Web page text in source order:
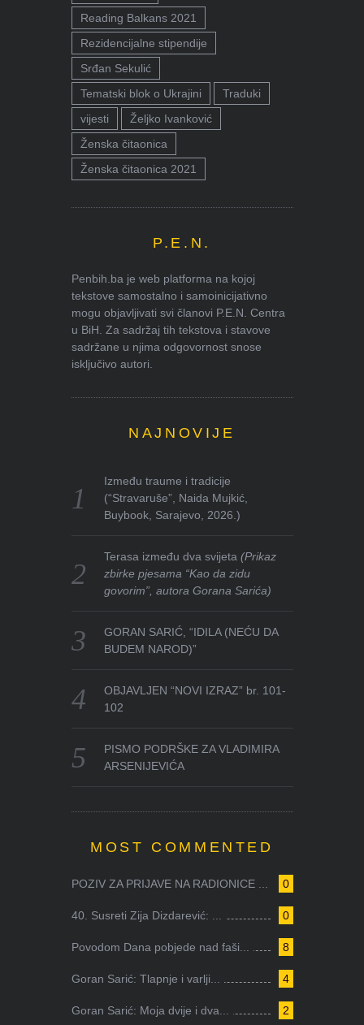
Reading Balkans 2021
Rezidencijalne stipendije
Srđan Sekulić
Tematski blok o Ukrajini
Traduki
vijesti
Željko Ivanković
Ženska čitaonica
Ženska čitaonica 2021
P.E.N.
Penbih.ba je web platforma na kojoj
tekstove samostalno i samoinicijativno
mogu objavljivati svi članovi P.E.N. Centra
u BiH. Za sadržaj tih tekstova i stavove
sadržane u njima odgovornost snose
isključivo autori.
NAJNOVIJE
Između traume i tradicije
(“Stravaruše”, Naida Mujkić,
Buybook, Sarajevo, 2026.)
Terasa između dva svijeta(Prikaz
zbirke pjesama “Kao da zidu
govorim”, autora Gorana Sarića)
GORAN SARIĆ, “IDILA (NEĆU DA
BUDEM NAROD)”
OBJAVLJEN “NOVI IZRAZ” br. 101-
102
PISMO PODRŠKE ZA VLADIMIRA
ARSENIJEVIĆA
MOST COMMENTED
0
POZIV ZA PRIJAVE NA RADIONICE ...
0
40. Susreti Zija Dizdarević: ...
8
Povodom Dana pobjede nad faši...
4
Goran Sarić: Tlapnje i varlji...
2
Goran Sarić: Moja dvije i dva...